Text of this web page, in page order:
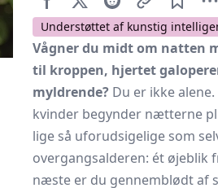
Understøttet af kunstig
Vågner du midt om natten
til kroppen, hjertet
myldrende? Du er ikke
kvinder begynder nætterne
lige så uforudsigelige som
overgangsalderen: ét øjeblik
næste er du gennemblødt af